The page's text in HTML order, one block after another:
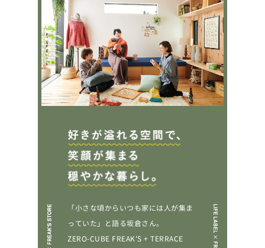
「小さな頃からいつも家には人が集ま
っていた」と語る坂倉さん。
ZERO-CUBE FREAK'S + TERRACE